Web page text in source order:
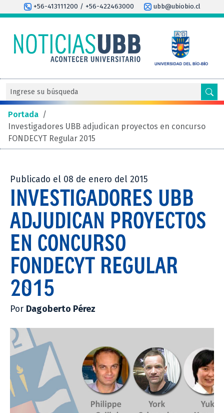
+56-413111200 / +56-422463000 ubb@ubiobio.cl
Portada /
Investigadores UBB adjudican proyectos en concurso
FONDECYT Regular 2015
Publicado el 08 de enero del 2015
INVESTIGADORES UBB
ADJUDICAN PROYECTOS
EN CONCURSO
FONDECYT REGULAR
2015
Por Dagoberto Pérez